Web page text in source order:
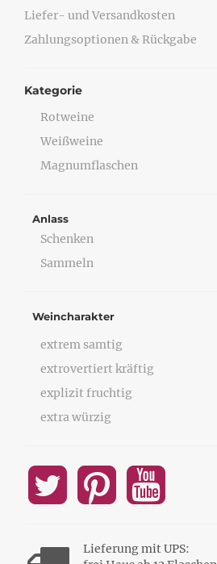
Liefer- und Versandkosten
Zahlungsoptionen & Rückgabe
Kategorie
Rotweine
Weißweine
Magnumflaschen
Anlass
Schenken
Sammeln
Weincharakter
extrem samtig
extrovertiert kräftig
explizit fruchtig
extra würzig
Lieferung mit UPS: